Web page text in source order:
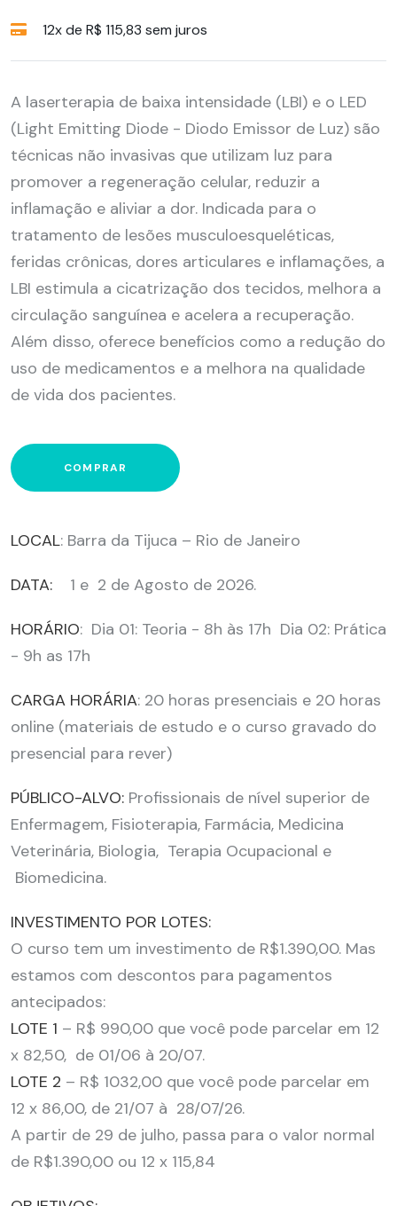
12x de R$ 115,83 sem juros
A laserterapia de baixa intensidade (LBI) e o LED
(Light Emitting Diode - Diodo Emissor de Luz) são
técnicas não invasivas que utilizam luz para
promover a regeneração celular, reduzir a
inflamação e aliviar a dor. Indicada para o
tratamento de lesões musculoesqueléticas,
feridas crônicas, dores articulares e inflamações, a
LBI estimula a cicatrização dos tecidos, melhora a
circulação sanguínea e acelera a recuperação.
Além disso, oferece benefícios como a redução do
uso de medicamentos e a melhora na qualidade
de vida dos pacientes.
COMPRAR
LOCAL: Barra da Tijuca – Rio de Janeiro
DATA: 1 e 2 de Agosto de 2026.
HORÁRIO: Dia 01: Teoria - 8h às 17h Dia 02: Prática
- 9h as 17h
CARGA HORÁRIA: 20 horas presenciais e 20 horas
online (materiais de estudo e o curso gravado do
presencial para rever)
PÚBLICO-ALVO: Profissionais de nível superior de
Enfermagem, Fisioterapia, Farmácia, Medicina
Veterinária, Biologia, Terapia Ocupacional e
Biomedicina.
INVESTIMENTO POR LOTES:
O curso tem um investimento de R$1.390,00. Mas
estamos com descontos para pagamentos
antecipados:
LOTE 1 – R$ 990,00 que você pode parcelar em 12
x 82,50, de 01/06 à 20/07.
LOTE 2 – R$ 1032,00 que você pode parcelar em
12 x 86,00, de 21/07 à 28/07/26.
A partir de 29 de julho, passa para o valor normal
de R$1.390,00 ou 12 x 115,84